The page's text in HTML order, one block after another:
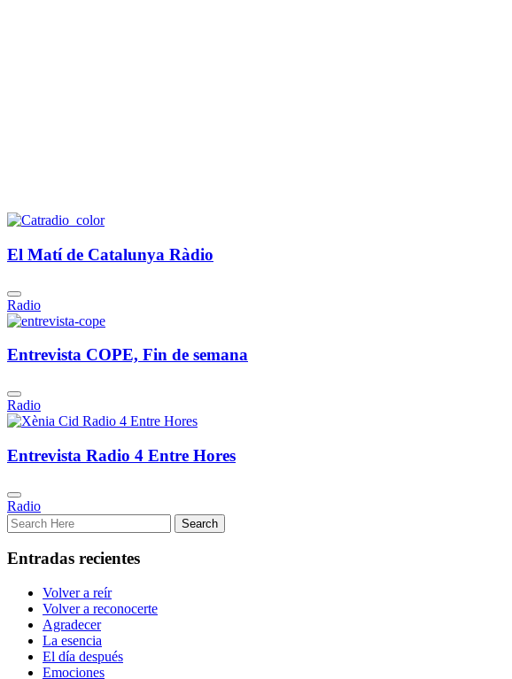
El Matí de Catalunya Ràdio
Radio
Entrevista COPE, Fin de semana
Radio
Entrevista Radio 4 Entre Hores
Radio
Entradas recientes
Volver a reír
Volver a reconocerte
Agradecer
La esencia
El día después
Emociones